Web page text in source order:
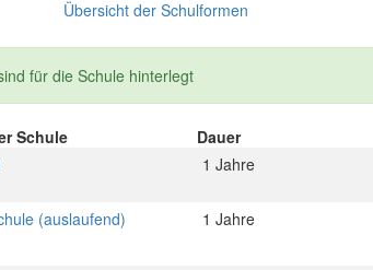
Übersicht der Schulformen
für die Schule hinterlegt
Schule Dauer
1 Jahre
(auslaufend)
1 Jahre